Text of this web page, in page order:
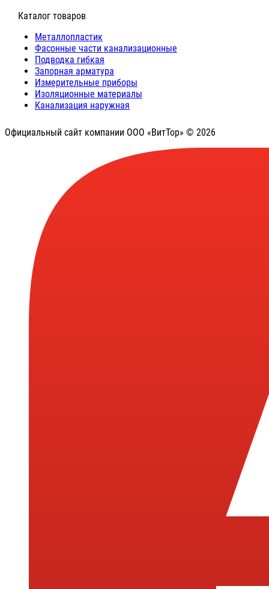
⠀Каталог товаров
Металлопластик
Фасонные части канализационные
Подводка гибкая
Запорная арматура
Измерительные приборы
Изоляционные материалы
Канализация наружная
Официальный сайт компании ООО «ВитТор» © 2026